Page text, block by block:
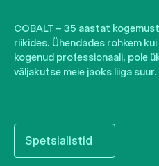
COBALT – 35 aastat
riikides. Ühendades rohkem
kogenud professionaali, pole
väljakutse meie jaoks liiga suur.
Spetsialistid